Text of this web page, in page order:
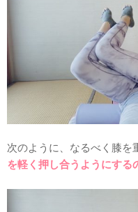
次のように、なるべく膝を
を軽く押し合うようにする